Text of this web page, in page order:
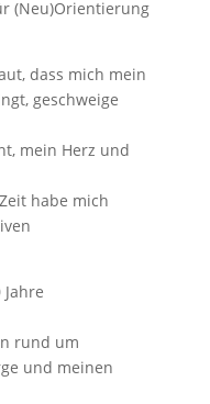
(Neu)Orientierung
dass mich mein
geschweige
mein Herz und
habe mich
rund um
und meinen